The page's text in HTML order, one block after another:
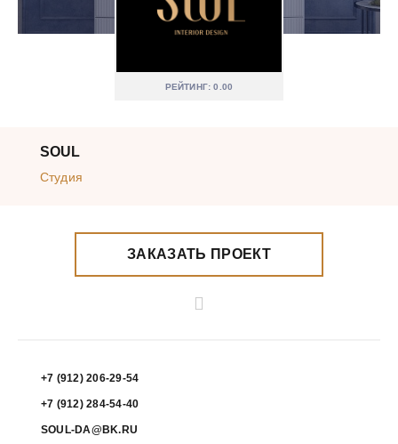
РЕЙТИНГ: 0.00
SOUL
Студия
ЗАКАЗАТЬ ПРОЕКТ
+7 (912) 206-29-54
+7 (912) 284-54-40
SOUL-DA@BK.RU